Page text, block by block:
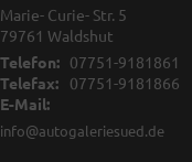
Marie- Curie- Str. 5
79761 Waldshut
Telefon:
07751-9181861
Telefax:
07751-9181866
E-Mail:
info@autogaleriesued.de